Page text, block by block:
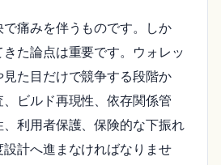
痛みを伴うものです。しか
きた論点は重要です。ウォレッ
見た目だけで競争する段階か
、ビルド再現性、依存関係管
利用者保護、保険的な下振れ
計へ進まなければなりませ